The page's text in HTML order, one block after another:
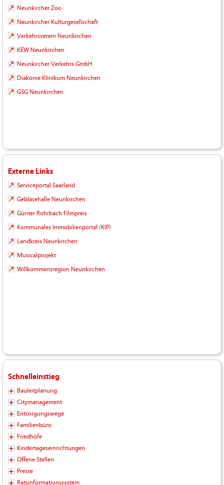
Neunkircher Zoo
Neunkircher Kulturgesellschaft
Verkehrsverein Neunkirchen
KEW Neunkirchen
Neunkircher Verkehrs GmbH
Diakonie Klinikum Neunkirchen
GSG Neunkirchen
Externe Links
Serviceportal Saarland
Gebläsehalle Neunkirchen
Günter Rohrbach Filmpreis
Kommunales Immobilienportal (KIP)
Landkreis Neunkirchen
Musicalprojekt
Willkommensregion Neunkirchen
Schnelleinstieg
Bauleitplanung
Citymanagement
Entsorgungswege
Familienbüro
Friedhöfe
Kindertageseinrichtungen
Offene Stellen
Presse
Ratsinformationssystem